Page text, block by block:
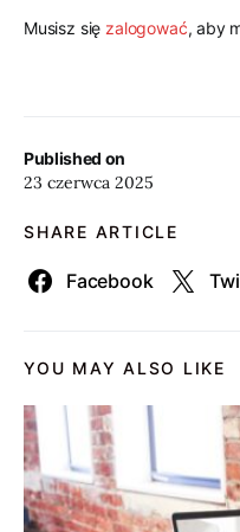
Published on
23 czerwca 2025
SHARE ARTICLE
Facebook
Musisz się zalogować, aby
YOU MAY ALSO LIKE